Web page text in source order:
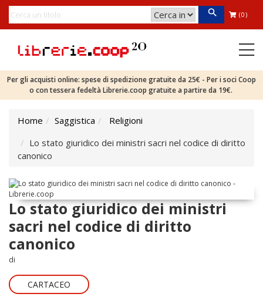
(0)
Per gli acquisti online: spese di spedizione gratuite da 25€ - Per i soci Coop
o con tessera fedeltà Librerie.coop gratuite a partire da 19€.
Home Saggistica
Religioni
Lo stato giuridico dei ministri sacri nel codice di diritto
canonico
Lo stato giuridico dei ministri
sacri nel codice di diritto
canonico
di
CARTACEO